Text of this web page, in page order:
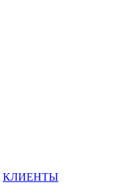
КЛИЕНТЫ